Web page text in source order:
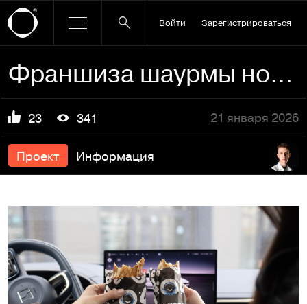
Войти Зарегистрироваться
Франшиза шаурмы нового поколения Raketa – Time to Fly
23 341 21 января 2026
Проект Информация